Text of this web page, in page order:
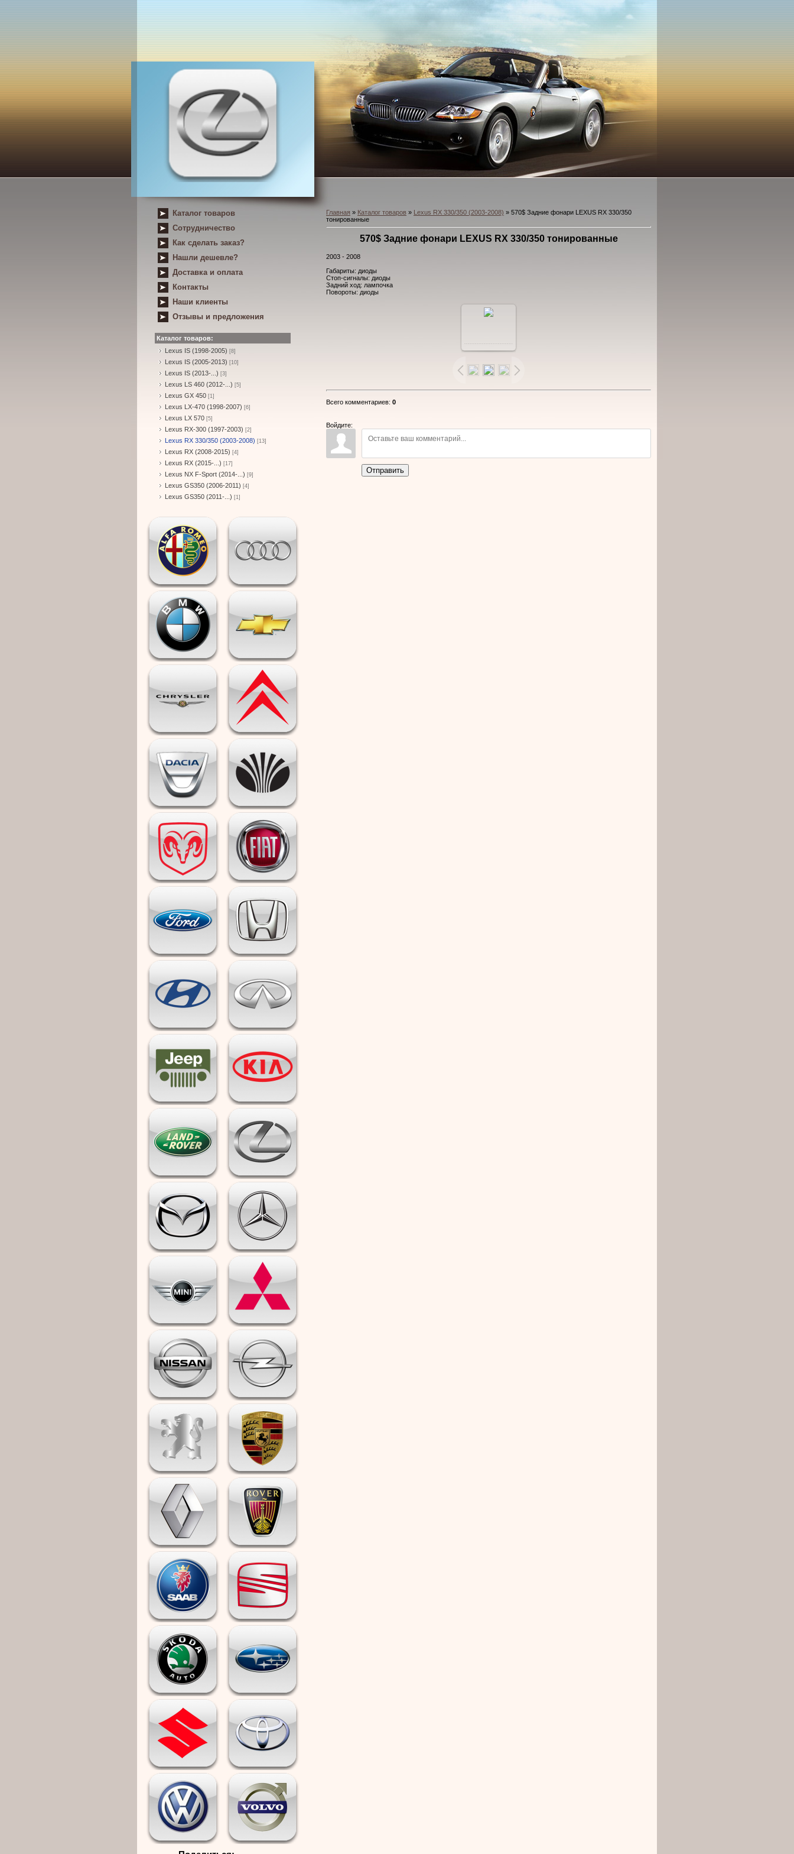
Каталог товаров
Сотрудничество
Как сделать заказ?
Нашли дешевле?
Доставка и оплата
Контакты
Наши клиенты
Отзывы и предложения
Каталог товаров:
Lexus IS (1998-2005) [8]
Lexus IS (2005-2013) [10]
Lexus IS (2013-...) [3]
Lexus LS 460 (2012-...) [5]
Lexus GX 450 [1]
Lexus LX-470 (1998-2007) [6]
Lexus LX 570 [5]
Lexus RX-300 (1997-2003) [2]
Lexus RX 330/350 (2003-2008) [13]
Lexus RX (2008-2015) [4]
Lexus RX (2015-...) [17]
Lexus NX F-Sport (2014-...) [9]
Lexus GS350 (2006-2011) [4]
Lexus GS350 (2011-...) [1]
Главная » Каталог товаров » Lexus RX 330/350 (2003-2008) » 570$ Задние фонари LEXUS RX 330/350
тонированные
570$ Задние фонари LEXUS RX 330/350 тонированные
2003 - 2008
Габариты: диоды
Стоп-сигналы: диоды
Задний ход: лампочка
Повороты: диоды
размере
Всего комментариев: 0
Войдите:
Отправить